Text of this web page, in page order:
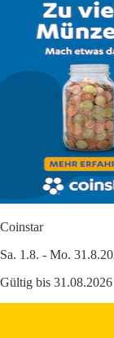
Coinstar
Sa. 1.8. - Mo.
Gültig bis 31.08.2026